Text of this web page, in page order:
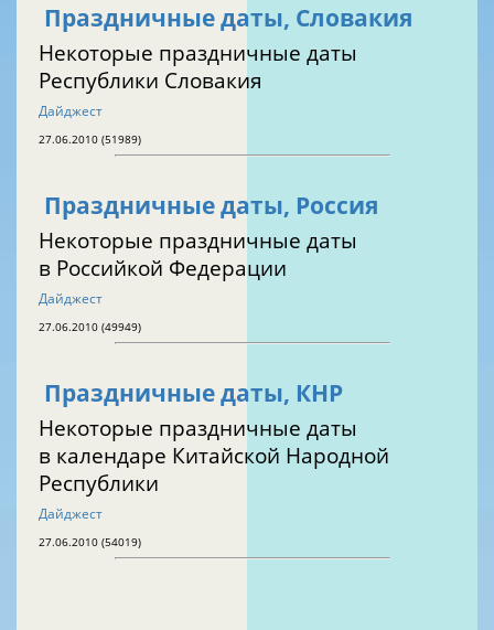
Праздничные даты, Словакия
Некоторые праздничные даты
Республики Словакия
Дайджест
27.06.2010 (51989)
Праздничные даты, Россия
Некоторые праздничные даты
в Российкой Федерации
Дайджест
27.06.2010 (49949)
Праздничные даты, КНР
Некоторые праздничные даты
в календаре Китайской Народной
Республики
Дайджест
27.06.2010 (54019)